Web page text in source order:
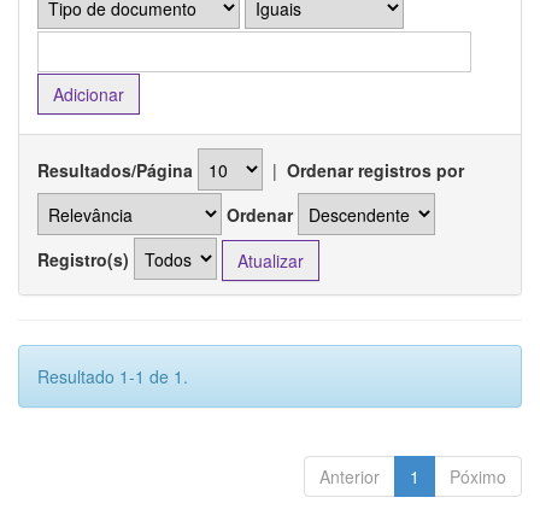
Resultados/Página | Ordenar registros por
Ordenar
Registro(s)
Resultado 1-1 de 1.
Anterior 1 Póximo